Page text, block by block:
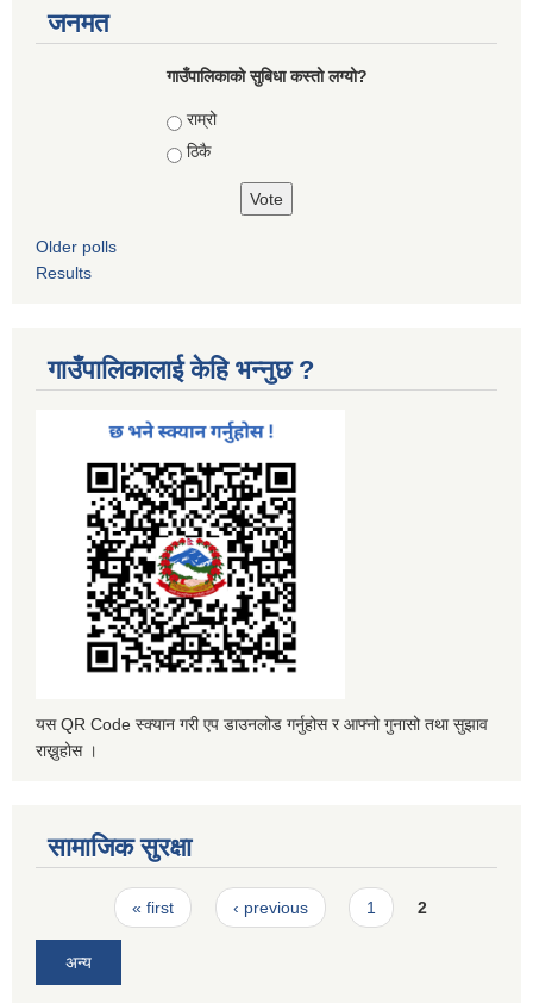
जनमत
गाउँपालिकाको सुबिधा कस्तो लग्यो?
Choices
राम्रो
ठिकै
Older polls
Results
गाउँपालिकालाई केहि भन्नुछ ?
यस QR Code स्क्यान गरी एप डाउनलोड गर्नुहोस र आफ्नो गुनासो तथा सुझाव
राख्नुहोस ।
सामाजिक सुरक्षा
Pages« first ‹ previous 1 2
अन्य